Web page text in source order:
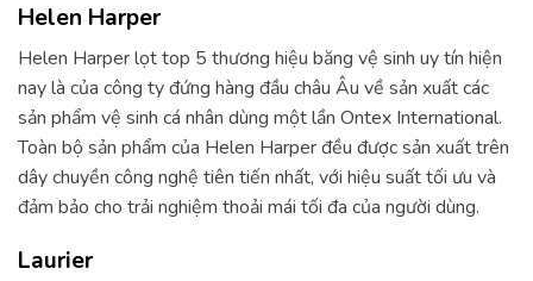
Helen Harper
Helen Harper lọt top 5 thương hiệu băng vệ sinh uy tín hiện
nay là của công ty đứng hàng đầu châu Âu về sản xuất các
sản phẩm vệ sinh cá nhân dùng một lần Ontex International.
Toàn bộ sản phẩm của Helen Harper đều được sản xuất trên
dây chuyền công nghệ tiên tiến nhất, với hiệu suất tối ưu và
đảm bảo cho trải nghiệm thoải mái tối đa của người dùng.
Laurier